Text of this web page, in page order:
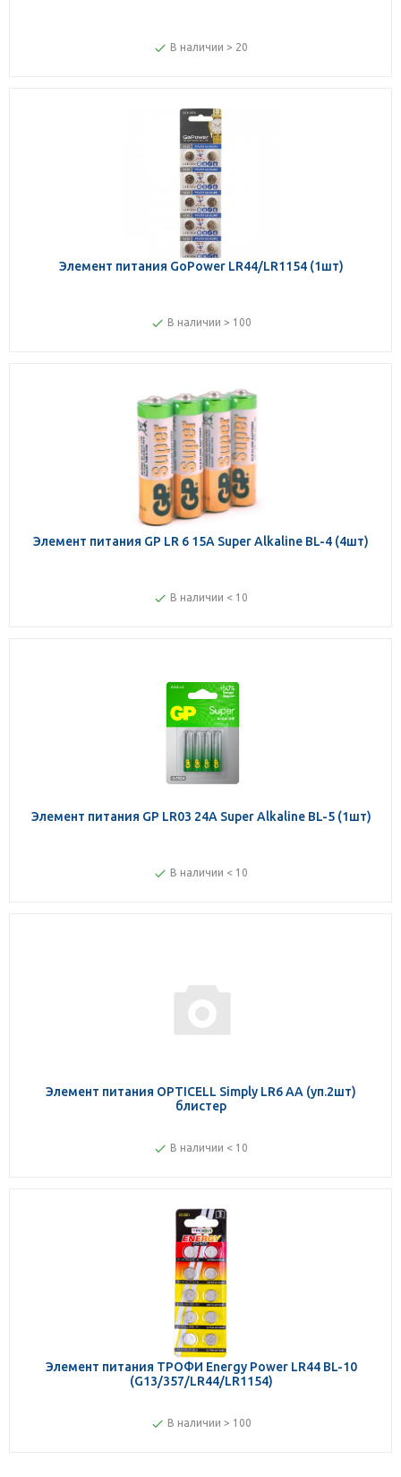
В наличии > 20
Элемент питания GoPower LR44/LR1154 (1шт)
В наличии > 100
Элемент питания GP LR 6 15A Super Alkaline BL-4 (4шт)
В наличии < 10
Элемент питания GP LR03 24A Super Alkaline BL-5 (1шт)
В наличии < 10
Элемент питания OPTICELL Simply LR6 AA (уп.2шт)
блистер
В наличии < 10
Элемент питания ТРОФИ Energy Power LR44 BL-10
(G13/357/LR44/LR1154)
В наличии > 100